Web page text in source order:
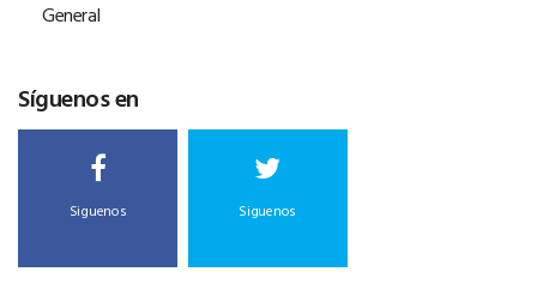
General
Síguenos en
Siguenos Siguenos